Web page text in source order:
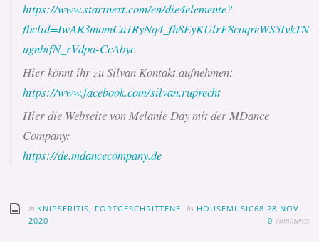
https://www.startnext.com/en/die4elemente?
fbclid=IwAR3momCa1RyNq4_fh8EyKUlrF8coqreWS5IvkTN
ugnbifN_rVdpa-CcAbyc
Hier könnt ihr zu Silvan Kontakt aufnehmen:
https://www.facebook.com/silvan.ruprecht
Hier die Webseite von Melanie Day mit der MDance
Company:
https://de.mdancecompany.de
in KNIPSERITIS, FORTGESCHRITTENE by HOUSEMUSIC6828 NOV.
2020
0 comments